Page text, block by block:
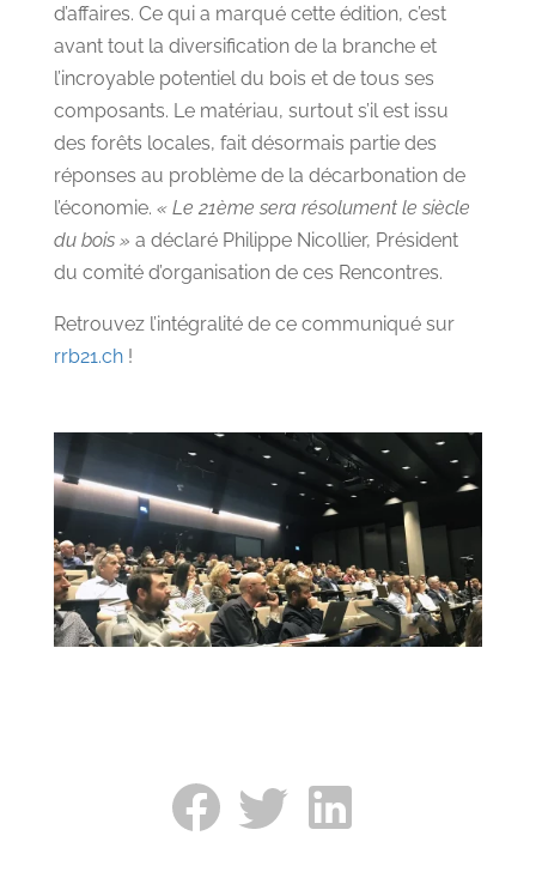
d’affaires. Ce qui a marqué cette édition, c’est
avant tout la diversification de la branche et
l’incroyable potentiel du bois et de tous ses
composants. Le matériau, surtout s’il est issu
des forêts locales, fait désormais partie des
réponses au problème de la décarbonation de
l’économie. « Le 21ème sera résolument le siècle
du bois » a déclaré Philippe Nicollier, Président
du comité d’organisation de ces Rencontres.
Retrouvez l’intégralité de ce communiqué sur
rrb21.ch!